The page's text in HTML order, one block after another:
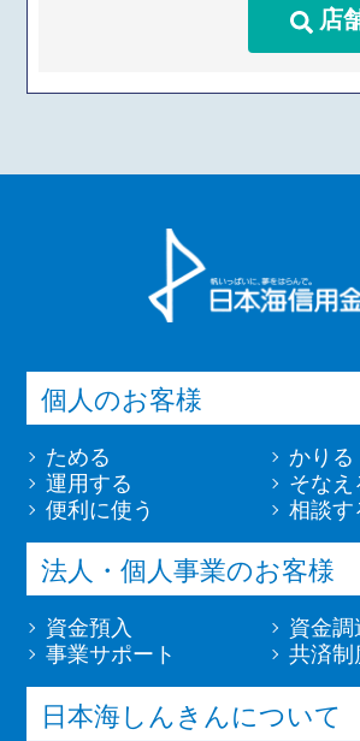
店
個人のお客様
ためる
かりる
運用する
そなえ
便利に使う
相談す
法人・個人事業のお客様
資金預入
資金調
事業サポート
共済制
日本海しんきんについて